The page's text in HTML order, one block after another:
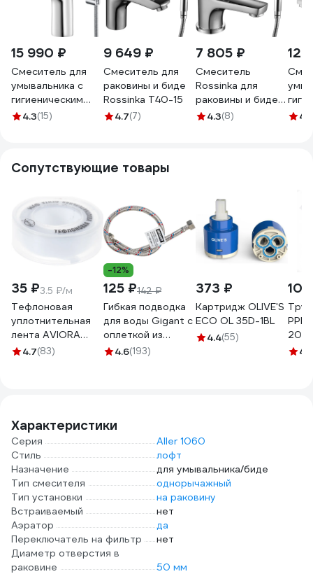
15 990 ₽
Смеситель для
умывальника с
гигиеническим
душем IDDIS Торр
4.3(15)
9 649 ₽
Смеситель для
раковины и биде
Rossinka T40-15
4.7(7)
7 805 ₽
Смеситель
Rossinka для
раковины и биде
S35-15
4.3(8)
12
4.3
Сопутствующие товары
35 ₽3.5 ₽/м
Тефлоновая
уплотнительная
лента AVIORA
ФУМ 12 мм, 10 м
4.7(83)
-12%
125 ₽142 ₽
Гибкая подводка
для воды Gigant с
оплеткой из
нержавеющей
4.6(193)
373 ₽
Картридж OLIVE'S
ECO OL 35D-1BL
4.4(55)
PPR
20,
4.3
Характеристики
Серия
Aller 1060
Стиль
лофт
Назначение
для умывальника/биде
Тип смесителя
однорычажный
Тип установки
на раковину
Встраиваемый
нет
Аэратор
да
Переключатель на фильтр
нет
Диаметр отверстия в
раковине
50 мм